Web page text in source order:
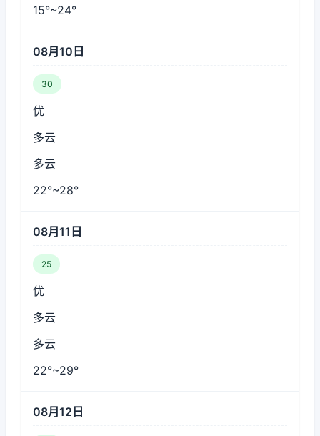
15°~24°
08月10日
30
优
多云
多云
22°~28°
08月11日
25
优
多云
多云
22°~29°
08月12日